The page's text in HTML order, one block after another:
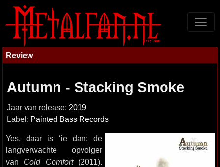
Review
Autumn - Stacking Smoke
Jaar van release: 2019
Label: Painted Bass Records
Yes, daar is ‘ie dan; de
langverwachte opvolger
van Cold Comfort(2011).